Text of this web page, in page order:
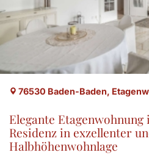
76530 Baden-Baden,
Elegante
Residenz in exzellenter
Halbhöhenwohnlage